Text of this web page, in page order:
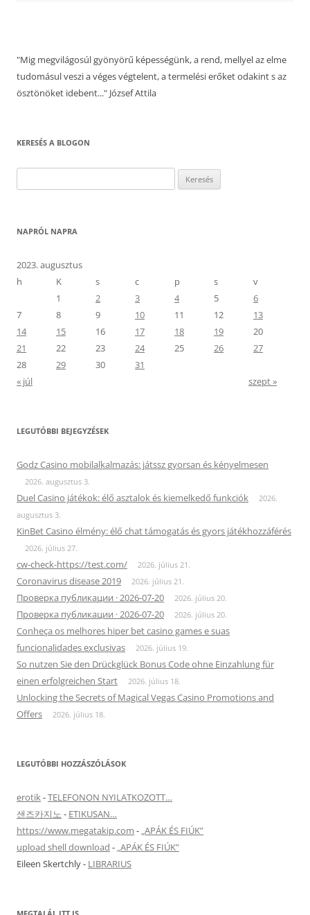
"Mig megvilágosúl gyönyörű képességünk, a rend, mellyel az elme
tudomásul veszi a véges végtelent, a termelési erőket odakint s az
ösztönöket idebent..." József Attila
KERESÉS A BLOGON
NAPRÓL NAPRA
2023. augusztus
h
K s c p s
v
1
2 3 4 5
6
7
8 9 10 11 12
13
14
15 16 17 18 19
20
21
22 23 24 25 26
27
28
29 30
31
« júl
szept »
LEGUTÓBBI BEJEGYZÉSEK
Godz Casino mobilalkalmazás: játssz gyorsan és kényelmesen
2026. augusztus 3.
Duel Casino játékok: élő asztalok és kiemelkedő funkciók
2026.
augusztus 3.
KinBet Casino élmény: élő chat támogatás és gyors játékhozzáférés
2026. július 27.
cw-check-https://test.com/ 2026. július 21.
Coronavirus disease 2019 2026. július 21.
Проверка публикации · 2026-07-20 2026. július 20.
Проверка публикации · 2026-07-20 2026. július 20.
Conheça os melhores hiper bet casino games e suas
funcionalidades exclusivas
2026. július 19.
So nutzen Sie den Drückglück Bonus Code ohne Einzahlung für
einen erfolgreichen Start
2026. július 18.
Unlocking the Secrets of Magical Vegas Casino Promotions and
Offers
2026. július 18.
LEGUTÓBBI HOZZÁSZÓLÁSOK
erotik-TELEFONON NYILATKOZOTT…
샌즈카지노 - ETIKUSAN…
https://www.megatakip.com - „APÁK ÉS FIÚK”
upload shell download - „APÁK ÉS FIÚK”
Eileen Skertchly- LIBRARIUS